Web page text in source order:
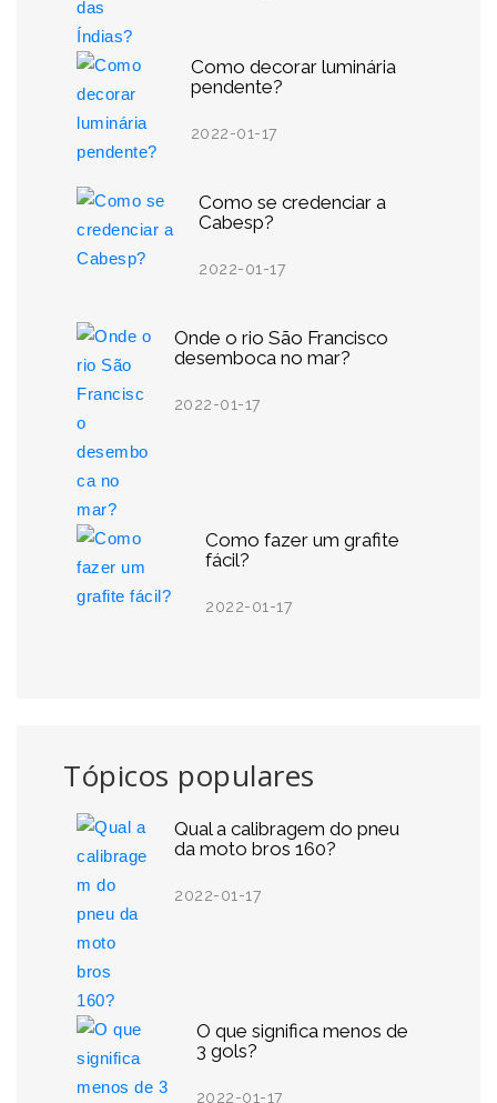
Como decorar luminária
pendente?
2022-01-17
Como se credenciar a
Cabesp?
2022-01-17
Onde o rio São Francisco
desemboca no mar?
2022-01-17
Como fazer um grafite
fácil?
2022-01-17
Tópicos populares
Qual a calibragem do pneu
da moto bros 160?
2022-01-17
O que significa menos de
3 gols?
2022-01-17